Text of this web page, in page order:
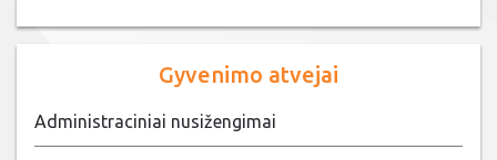
Gyvenimo atvejai
Administraciniai nusižengimai